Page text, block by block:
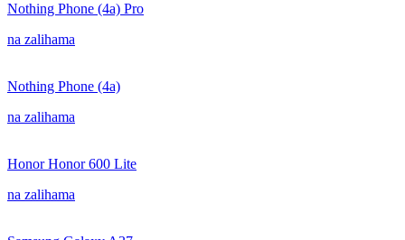
Nothing Phone (4a) Pro
na zalihama
Nothing Phone (4a)
na zalihama
Honor Honor 600 Lite
na zalihama